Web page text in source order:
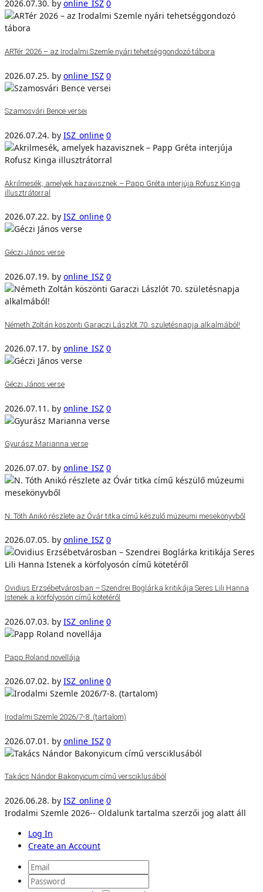
2026.07.30. by online_ISZ 0
ARTér 2026 – az Irodalmi Szemle nyári tehetséggondozó tábora
2026.07.25. by online_ISZ 0
Szamosvári Bence versei
2026.07.24. by ISZ_online 0
Akrilmesék, amelyek hazavisznek – Papp Gréta interjúja Rofusz Kinga
illusztrátorral
2026.07.22. by ISZ_online 0
Géczi János verse
2026.07.19. by online_ISZ 0
Németh Zoltán köszönti Garaczi Lászlót 70. születésnapja alkalmából!
2026.07.17. by online_ISZ 0
Géczi János verse
2026.07.11. by online_ISZ 0
Gyurász Marianna verse
2026.07.07. by online_ISZ 0
N. Tóth Anikó részlete az Óvár titka című készülő múzeumi mesekönyvből
2026.07.05. by online_ISZ 0
Ovidius Erzsébetvárosban – Szendrei Boglárka kritikája Seres Lili Hanna
Istenek a körfolyosón című kötetéről
2026.07.03. by ISZ_online 0
Papp Roland novellája
2026.07.02. by ISZ_online 0
Irodalmi Szemle 2026/7-8. (tartalom)
2026.07.01. by online_ISZ 0
Takács Nándor Bakonyicum című versciklusából
2026.06.28. by ISZ_online 0
Irodalmi Szemle 2026-- Oldalunk tartalma szerzői jog alatt áll
Log In
Create an Account